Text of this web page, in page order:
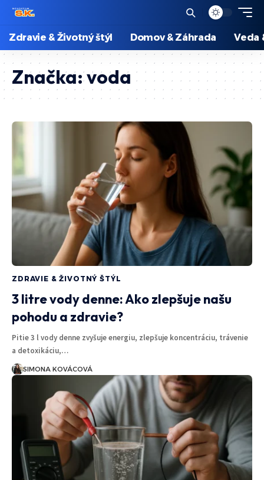
Zdravie & Životný štýl Domov & Záhrada Veda
Značka:voda
ZDRAVIE & ŽIVOTNÝ ŠTÝL
3 litre vody denne: Ako zlepšuje našu
pohodu a zdravie?
Pitie 3 l vody denne zvyšuje energiu, zlepšuje koncentráciu, trávenie
a detoxikáciu,…
SIMONA KOVÁCOVÁ